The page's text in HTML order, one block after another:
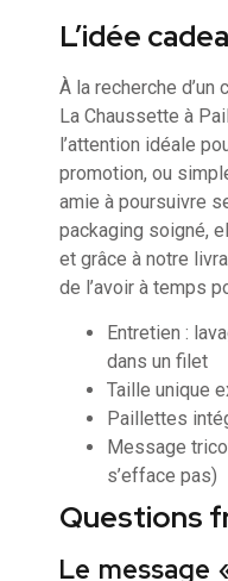
L’idée
À la recherche d’un
La Chaussette à
l’attention idéale
promotion, ou
amie à poursuivre
packaging soigné,
et grâce à notre
de l’avoir à temps
Entretien :
dans un filet
Taille unique
Paillettes
Message
s’efface pas)
Questions
Le message